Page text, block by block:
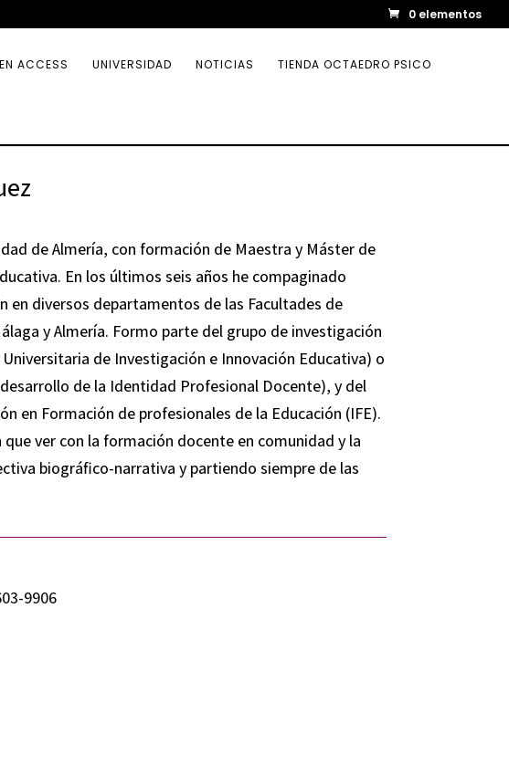
0 elementos
ACCESS UNIVERSIDAD NOTICIAS TIENDA OCTAEDRO PSICO
de Almería, con formación de Maestra y Máster de
En los últimos seis años he compaginado
en diversos departamentos de las Facultades de
y Almería. Formo parte del grupo de investigación
de Investigación e Innovación Educativa) o
de la Identidad Profesional Docente), y del
en Formación de profesionales de la Educación (IFE).
ver con la formación docente en comunidad y la
biográfico-narrativa y partiendo siempre de las
9906